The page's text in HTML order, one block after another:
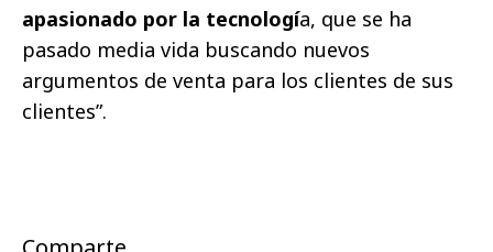
apasionado por la tecnología, que se ha
pasado media vida buscando nuevos
argumentos de venta para los clientes de sus
clientes”.